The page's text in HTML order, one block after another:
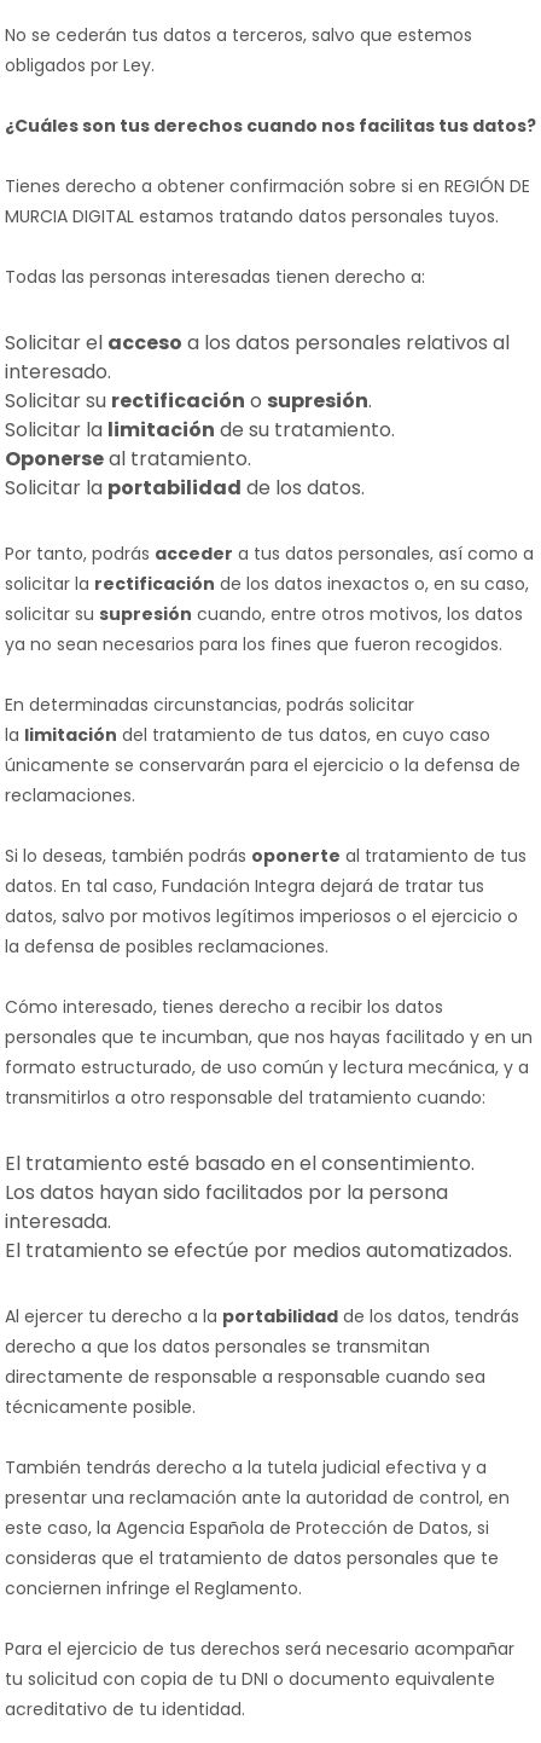
No se cederán tus datos a terceros, salvo que estemos
obligados por Ley.
¿Cuáles son tus derechos cuando nos facilitas tus datos?
Tienes derecho a obtener confirmación sobre si en REGIÓN DE
MURCIA DIGITAL estamos tratando datos personales tuyos.
Todas las personas interesadas tienen derecho a:
Solicitar el acceso a los datos personales relativos al
interesado.
Solicitar su rectificación o supresión.
Solicitar la limitación de su tratamiento.
Oponerseal tratamiento.
Solicitar la portabilidad de los datos.
Por tanto, podrás acceder a tus datos personales, así como a
solicitar la rectificación de los datos inexactos o, en su caso,
solicitar su supresión cuando, entre otros motivos, los datos
ya no sean necesarios para los fines que fueron recogidos.
En determinadas circunstancias, podrás solicitar
la limitación del tratamiento de tus datos, en cuyo caso
únicamente se conservarán para el ejercicio o la defensa de
reclamaciones.
Si lo deseas, también podrás oponerte al tratamiento de tus
datos. En tal caso, Fundación Integra dejará de tratar tus
datos, salvo por motivos legítimos imperiosos o el ejercicio o
la defensa de posibles reclamaciones.
Cómo interesado, tienes derecho a recibir los datos
personales que te incumban, que nos hayas facilitado y en un
formato estructurado, de uso común y lectura mecánica, y a
transmitirlos a otro responsable del tratamiento cuando:
El tratamiento esté basado en el consentimiento.
Los datos hayan sido facilitados por la persona
interesada.
El tratamiento se efectúe por medios automatizados.
Al ejercer tu derecho a la portabilidad de los datos, tendrás
derecho a que los datos personales se transmitan
directamente de responsable a responsable cuando sea
técnicamente posible.
También tendrás derecho a la tutela judicial efectiva y a
presentar una reclamación ante la autoridad de control, en
este caso, la Agencia Española de Protección de Datos, si
consideras que el tratamiento de datos personales que te
conciernen infringe el Reglamento.
Para el ejercicio de tus derechos será necesario acompañar
tu solicitud con copia de tu DNI o documento equivalente
acreditativo de tu identidad.